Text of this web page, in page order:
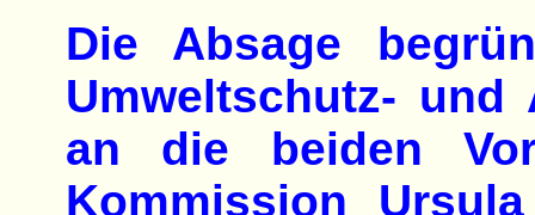
Die Absage
Umweltschutz- und
an die beiden
Kommission